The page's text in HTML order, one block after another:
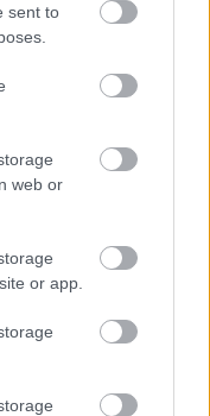
sent to
web or
or app.
DNS
gudrību testā
jūs tracina?
brīvība ir īpaši
9 tējas, kas
svara